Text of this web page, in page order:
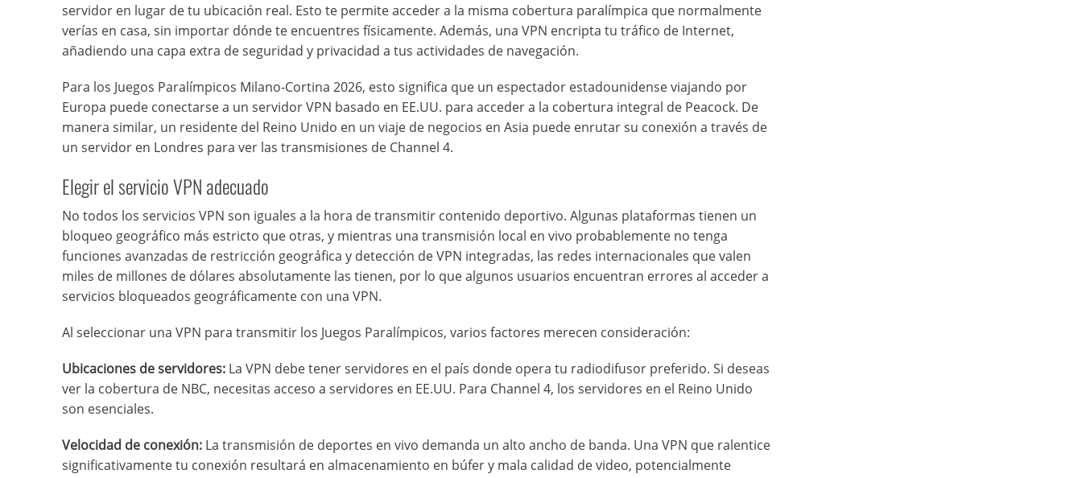
servidor en lugar de tu ubicación real. Esto te permite acceder a la misma cobertura paralímpica que normalmente
verías en casa, sin importar dónde te encuentres físicamente. Además, una VPN encripta tu tráfico de Internet,
añadiendo una capa extra de seguridad y privacidad a tus actividades de navegación.
Para los Juegos Paralímpicos Milano-Cortina 2026, esto significa que un espectador estadounidense viajando por
Europa puede conectarse a un servidor VPN basado en EE.UU. para acceder a la cobertura integral de Peacock. De
manera similar, un residente del Reino Unido en un viaje de negocios en Asia puede enrutar su conexión a través de
un servidor en Londres para ver las transmisiones de Channel 4.
Elegir el servicio VPN adecuado
No todos los servicios VPN son iguales a la hora de transmitir contenido deportivo. Algunas plataformas tienen un
bloqueo geográfico más estricto que otras, y mientras una transmisión local en vivo probablemente no tenga
funciones avanzadas de restricción geográfica y detección de VPN integradas, las redes internacionales que valen
miles de millones de dólares absolutamente las tienen, por lo que algunos usuarios encuentran errores al acceder a
servicios bloqueados geográficamente con una VPN.
Al seleccionar una VPN para transmitir los Juegos Paralímpicos, varios factores merecen consideración:
Ubicaciones de servidores: La VPN debe tener servidores en el país donde opera tu radiodifusor preferido. Si deseas
ver la cobertura de NBC, necesitas acceso a servidores en EE.UU. Para Channel 4, los servidores en el Reino Unido
son esenciales.
Velocidad de conexión: La transmisión de deportes en vivo demanda un alto ancho de banda. Una VPN que ralentice
significativamente tu conexión resultará en almacenamiento en búfer y mala calidad de video, potencialmente